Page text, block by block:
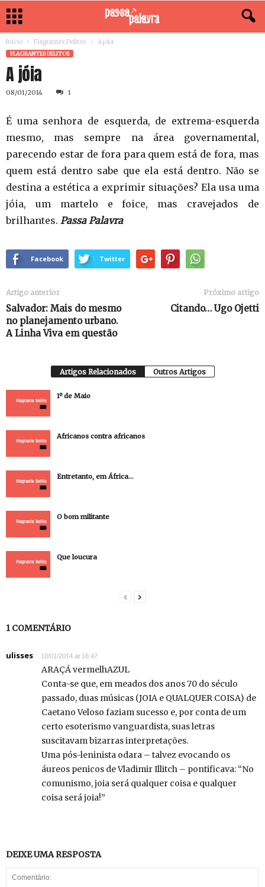
Início Flagrantes Delitos A jóia
FLAGRANTES DELITOS
A jóia
08/01/2014 1
É uma senhora de esquerda, de extrema-esquerda
mesmo, mas sempre na área governamental,
parecendo estar de fora para quem está de fora, mas
quem está dentro sabe que ela está dentro. Não se
destina a estética a exprimir situações? Ela usa uma
jóia, um martelo e foice, mas cravejados de
brilhantes. Passa Palavra
Facebook Twitter
Artigo anterior
Salvador: Mais do mesmo
no planejamento urbano.
A Linha Viva em questão
Próximo artigo
Citando… Ugo Ojetti
Artigos Relacionados Outros Artigos
1º de Maio
Africanos contra africanos
Entretanto, em África…
O bom militante
Que loucura
1 COMENTÁRIO
ulisses 10/01/2014 at 16:47
ARAÇÁ vermelhAZUL
Conta-se que, em meados dos anos 70 do século
passado, duas músicas (JOIA e QUALQUER COISA) de
Caetano Veloso faziam sucesso e, por conta de um
certo esoterismo vanguardista, suas letras
suscitavam bizarras interpretações.
Uma pós-leninista odara – talvez evocando os
áureos penicos de Vladimir Illitch – pontificava: “No
comunismo, joia será qualquer coisa e qualquer
coisa será joia!”
DEIXE UMA RESPOSTA